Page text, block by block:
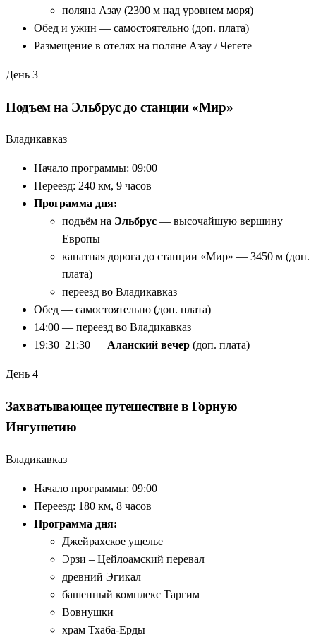
поляна Азау (2300 м над уровнем моря)
Обед и ужин — самостоятельно (доп. плата)
Размещение в отелях на поляне Азау / Чегете
День 3
Подъем на Эльбрус до станции «Мир»
Владикавказ
Начало программы: 09:00
Переезд: 240 км, 9 часов
Программа дня:
подъём на Эльбрус — высочайшую вершину
Европы
канатная дорога до станции «Мир» — 3450 м (доп.
плата)
переезд во Владикавказ
Обед — самостоятельно (доп. плата)
14:00 — переезд во Владикавказ
19:30–21:30 — Аланский вечер (доп. плата)
День 4
Захватывающее путешествие в Горную
Ингушетию
Владикавказ
Начало программы: 09:00
Переезд: 180 км, 8 часов
Программа дня:
Джейрахское ущелье
Эрзи – Цейлоамский перевал
древний Эгикал
башенный комплекс Таргим
Вовнушки
храм Тхаба-Ерды